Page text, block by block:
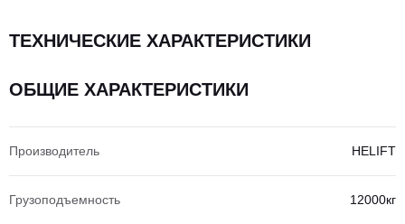
ТЕХНИЧЕСКИЕ ХАРАКТЕРИСТИКИ
ОБЩИЕ ХАРАКТЕРИСТИКИ
Производитель HELIFT
Грузоподъемность 12000кг